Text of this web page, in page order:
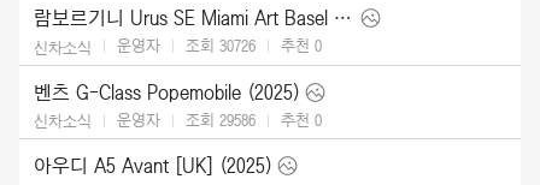
람보르기니 Urus SE Miami Art Basel (2024)
신차소식 운영자 조회 30726 추천 0
벤츠 G-Class Popemobile (2025)
신차소식 운영자 조회 29586 추천 0
아우디 A5 Avant [UK] (2025)